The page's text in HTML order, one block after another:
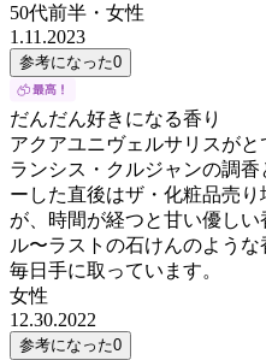
50代前半 ・ 女性
1.11.2023
参考になった0
だんだん好きになる香り
アクアユニヴェルサリスが
ランシス・クルジャンの調
ーした直後はザ・化粧品売
が、時間が経つと甘い優し
ル〜ラストの石けんのよう
毎日手に取っています。
女性
12.30.2022
参考になった0